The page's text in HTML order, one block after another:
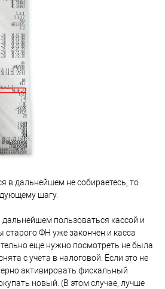
в дальнейшем не собираетесь, то
шагу.
дальнейшем пользоваться кассой и
старого ФН уже закончен и касса
еще нужно посмотреть не была
с учета в налоговой. Если это не
активировать фискальный
новый. (В этом случае, лучше